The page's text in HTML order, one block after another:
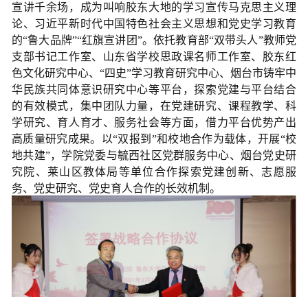
宣讲千余场，成为叫响胶东大地的学习宣传马克思主义理
论、习近平新时代中国特色社会主义思想和党史学习教育
的“鲁大品牌”“红旗宣讲团”。依托教育部“双带头人”教师党
支部书记工作室、山东省学校思政课名师工作室、胶东红
色文化研究中心、“四史”学习教育研究中心、烟台市铸牢中
华民族共同体意识研究中心等平台，探索党建与平台结合
的有效模式，集中团队力量，在党建研究、课程教学、科
学研究、育人育才、服务社会等方面，借力平台优势产出
高质量研究成果。以“双报到”和校地合作为载体，开展“校
地共建”，学院党委与毓西社区党群服务中心、烟台党史研
究院、莱山区教体局等单位合作探索党建创新、志愿服
务、党史研究、党史育人合作的长效机制。